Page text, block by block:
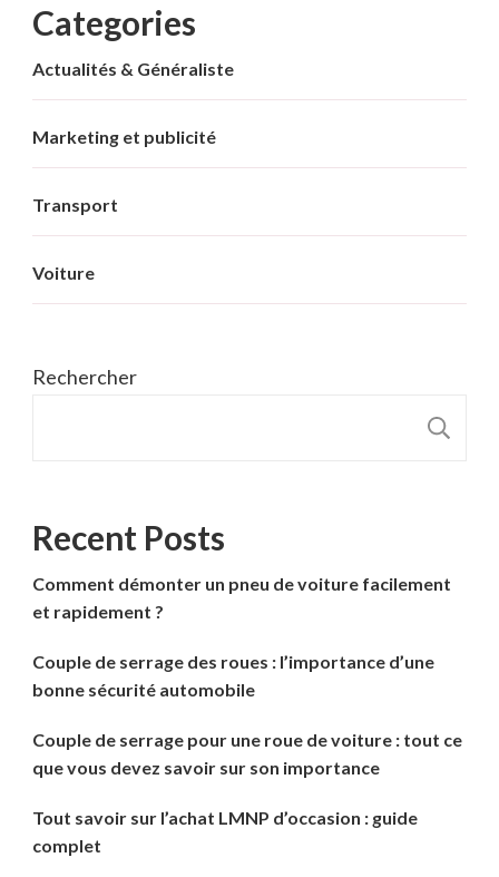
Categories
Actualités & Généraliste
Marketing et publicité
Transport
Voiture
Rechercher
Recent Posts
Comment démonter un pneu de voiture facilement
et rapidement ?
Couple de serrage des roues : l’importance d’une
bonne sécurité automobile
Couple de serrage pour une roue de voiture : tout ce
que vous devez savoir sur son importance
Tout savoir sur l’achat LMNP d’occasion : guide
complet